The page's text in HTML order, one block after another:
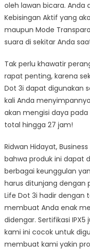
oleh lawan bicara.
Kebisingan Aktif yang
maupun Mode
suara di sekitar Anda
Tak perlu khawatir
rapat penting, karena
Dot 3i dapat digunakan
kali Anda
akan mengisi daya
total hingga 27 jam!
Ridwan Hidayat,
bahwa produk ini dapat
berbagai keunggulan
harus ditunjang dengan
Life Dot 3i hadir dengan
membuat Anda enak
didengar. Sertifikasi
kami ini cocok untuk
membuat kami yakin